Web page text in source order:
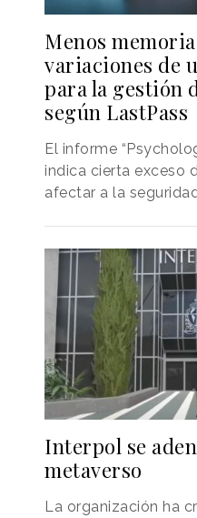
Menos
variaciones de
para la gestión
según LastPass
El informe
indica cierta exceso
afectar a la
Interpol se
metaverso
La organización ha